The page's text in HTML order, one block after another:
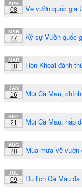
APR
08 Về vườn quốc gia
MAR
27 Ký sự Vườn quốc
MAR
18 Hòn Khoai đánh
JAN
16 Mũi Cà Mau,
SEP
21 Mũi Cà Mau, hấp
AUG
28 Mùa mưa về vườn
JUL
09 Du lịch Cà Mau